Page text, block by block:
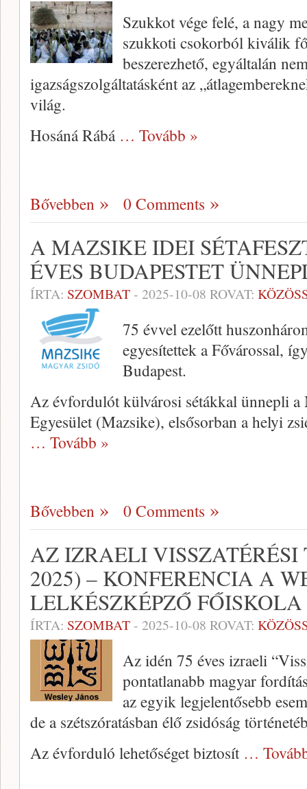
Szukkot vége felé, a nagy
szukkoti csokorból kiválik
beszerezhető, egyáltalán
igazságszolgáltatásként az
világ.
Hosáná Rábá … Tovább »
Bővebben 0 Comments
A MAZSIKE IDEI
ÉVES BUDAPESTET
ÍRTA: SZOMBAT- 2025-10-08 ROVAT:
75 évvel ezelőtt
egyesítettek a Fővárossal,
Budapest.
Az évfordulót külvárosi sétákkal ünnepli
Egyesület (Mazsike), elsősorban a helyi
… Tovább »
Bővebben 0 Comments
AZ IZRAELI VISSZATÉRÉSI
2025) – KONFERENCIA A
LELKÉSZKÉPZŐ
ÍRTA: SZOMBAT- 2025-10-08 ROVAT:
Az idén 75 éves izraeli
pontatlanabb magyar
az egyik legjelentősebb
de a szétszóratásban élő zsidóság
Az évforduló lehetőséget biztosít …